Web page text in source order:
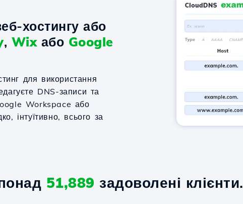
хостингу або
, Wixабо Google
для використання
DNS-записи та
Workspace або
інтуїтивно, всього за
51,889 задоволені клієнти.